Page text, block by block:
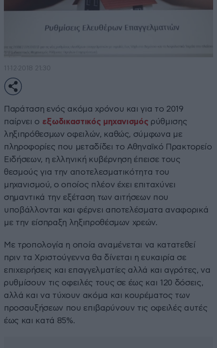
11·12·2018 21:30
Παράταση ενός ακόμα χρόνου και για το 2019
παίρνει ο εξωδικαστικός μηχανισμός ρύθμισης
ληξιπρόθεσμων οφειλών, καθώς, σύμφωνα με
πληροφορίες που μεταδίδει το Αθηναϊκό Πρακτορείο
Ειδήσεων, η ελληνική κυβέρνηση έπεισε τους
θεσμούς για την αποτελεσματικότητα του
μηχανισμού, ο οποίος πλέον έχει επιταχύνει
σημαντικά την εξέταση των αιτήσεων που
υποβάλλονται και φέρνει αποτελέσματα αναφορικά
με την είσπραξη ληξιπροθέσμων χρεών.
Με τροπολογία η οποία αναμένεται να κατατεθεί
πριν τα Χριστούγεννα θα δίνεται η ευκαιρία σε
επιχειρήσεις και επαγγελματίες αλλά και αγρότες, να
ρυθμίσουν τις οφειλές τους σε έως και 120 δόσεις,
αλλά και να τύχουν ακόμα και κουρέματος των
προσαυξήσεων που επιβαρύνουν τις οφειλές αυτές
έως και κατά 85%.